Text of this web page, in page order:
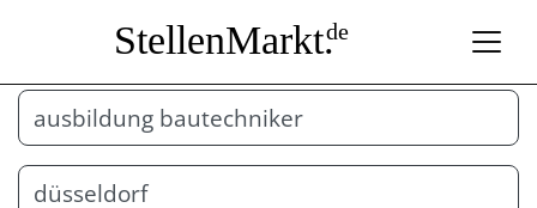
StellenMarkt.de